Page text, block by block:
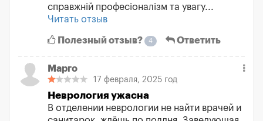
справжній професіоналізм та увагу...
Читать отзыв
Полезный отзыв? 4 Ответить
Марго
17 февраля, 2025 год
Неврология ужасна
В отделении неврологии не найти врачей и